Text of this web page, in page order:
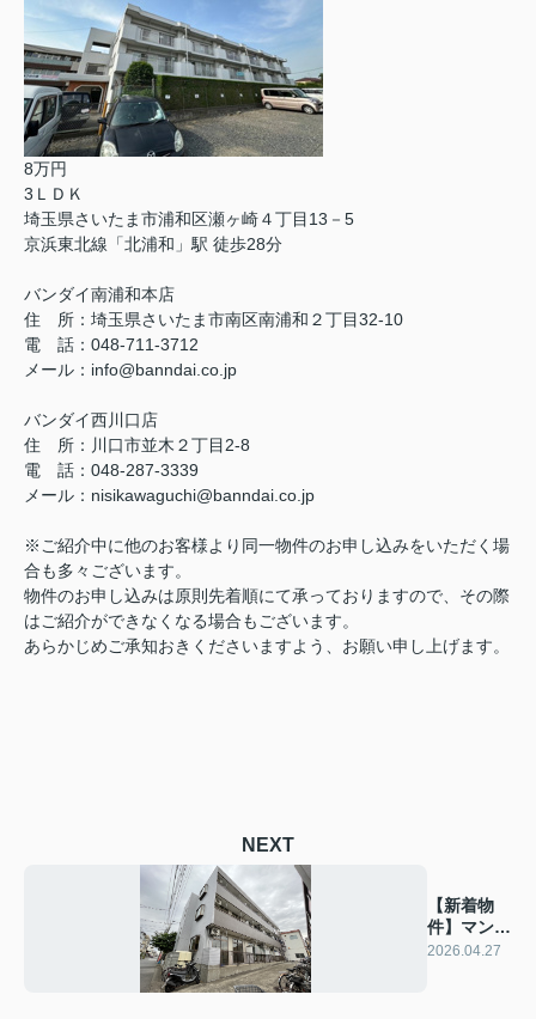
8万円
3ＬＤＫ
埼玉県さいたま市浦和区瀬ヶ崎４丁目13－5
京浜東北線「北浦和」駅 徒歩28分
バンダイ南浦和本店
住 所：埼玉県さいたま市南区南浦和２丁目32-10
電 話：048-711-3712
メール：info@banndai.co.jp
バンダイ西川口店
住 所：川口市並木２丁目2-8
電 話：048-287-3339
メール：nisikawaguchi@banndai.co.jp
※ご紹介中に他のお客様より同一物件のお申し込みをいただく場
合も多々ございます。
物件のお申し込みは原則先着順にて承っておりますので、その際
はご紹介ができなくなる場合もございます。
あらかじめご承知おきくださいますよう、お願い申し上げます。
NEXT
【新着物
件】マンシ
ョンシラヌ
2026.04.27